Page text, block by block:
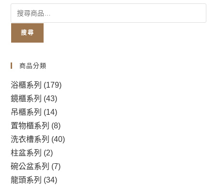
搜尋
商品分類
浴櫃系列 (179)
鏡櫃系列 (43)
吊櫃系列 (14)
置物櫃系列 (8)
洗衣槽系列 (40)
柱盆系列 (2)
碗公盆系列 (7)
龍頭系列 (34)